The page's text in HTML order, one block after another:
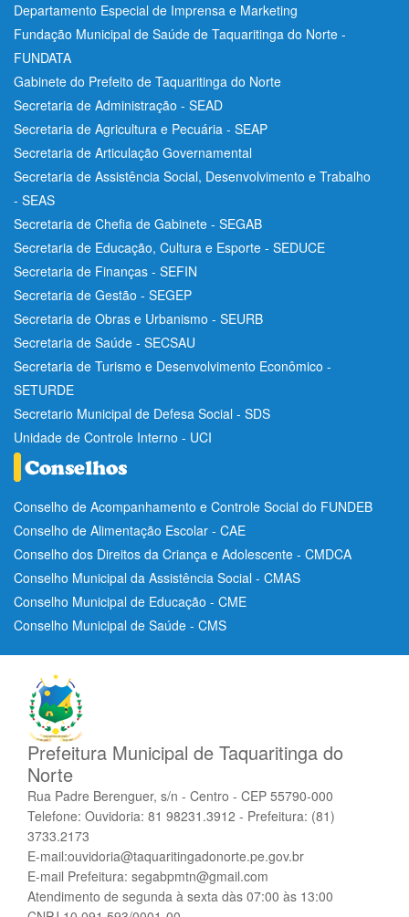
Departamento Especial de Imprensa e Marketing
Fundação Municipal de Saúde de Taquaritinga do Norte -
FUNDATA
Gabinete do Prefeito de Taquaritinga do Norte
Secretaria de Administração - SEAD
Secretaria de Agricultura e Pecuária - SEAP
Secretaria de Articulação Governamental
Secretaria de Assistência Social, Desenvolvimento e Trabalho
- SEAS
Secretaria de Chefia de Gabinete - SEGAB
Secretaria de Educação, Cultura e Esporte - SEDUCE
Secretaria de Finanças - SEFIN
Secretaria de Gestão - SEGEP
Secretaria de Obras e Urbanismo - SEURB
Secretaria de Saúde - SECSAU
Secretaria de Turismo e Desenvolvimento Econômico -
SETURDE
Secretario Municipal de Defesa Social - SDS
Unidade de Controle Interno - UCI
Conselho de Acompanhamento e Controle Social do FUNDEB
Conselho de Alimentação Escolar - CAE
Conselho dos Direitos da Criança e Adolescente - CMDCA
Conselho Municipal da Assistência Social - CMAS
Conselho Municipal de Educação - CME
Conselho Municipal de Saúde - CMS
Prefeitura Municipal de Taquaritinga do
Norte
Rua Padre Berenguer, s/n - Centro - CEP 55790-000
Telefone: Ouvidoria: 81 98231.3912 - Prefeitura: (81)
3733.2173
E-mail:ouvidoria@taquaritingadonorte.pe.gov.br
E-mail Prefeitura: segabpmtn@gmail.com
Atendimento de segunda à sexta dàs 07:00 às 13:00